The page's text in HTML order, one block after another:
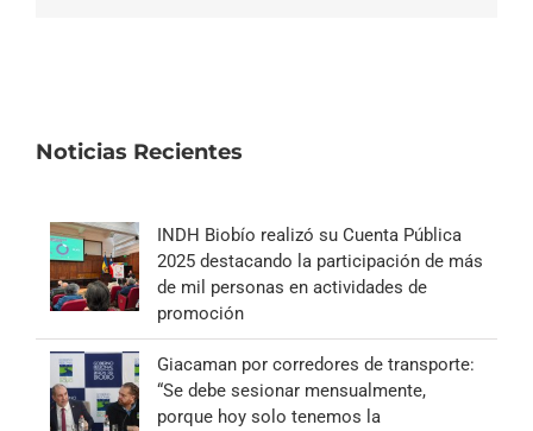
Noticias Recientes
INDH Biobío realizó su Cuenta Pública
2025 destacando la participación de más
de mil personas en actividades de
promoción
Giacaman por corredores de transporte:
“Se debe sesionar mensualmente,
porque hoy solo tenemos la